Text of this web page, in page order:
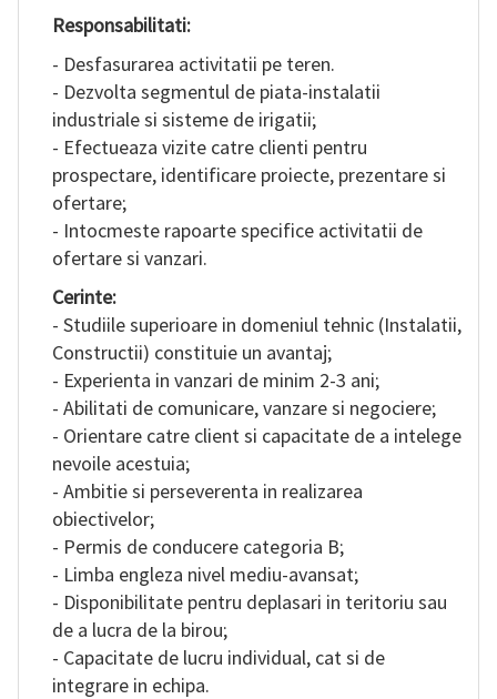
Responsabilitati:
- Desfasurarea activitatii pe teren.
- Dezvolta segmentul de piata-instalatii
industriale si sisteme de irigatii;
- Efectueaza vizite catre clienti pentru
prospectare, identificare proiecte, prezentare si
ofertare;
- Intocmeste rapoarte specifice activitatii de
ofertare si vanzari.
Cerinte:︋︌︈︋︀︎︆︋​︂︆︄︃​︁︁︎︌​︈︂︇︍​︈︆︅️︊︄︈︌︊︎︂︎
- Studiile superioare in domeniul tehnic (Instalatii,
Constructii) constituie un avantaj;
- Experienta in vanzari de minim 2-3 ani;
- Abilitati de comunicare, vanzare si negociere;
- Orientare catre client si capacitate de a intelege
nevoile acestuia;
- Ambitie si perseverenta in realizarea
obiectivelor;
- Permis de conducere categoria B;
- Limba engleza nivel mediu-avansat;
- Disponibilitate pentru deplasari in teritoriu sau
de a lucra de la birou;
- Capacitate de lucru individual, cat si de
integrare in echipa.